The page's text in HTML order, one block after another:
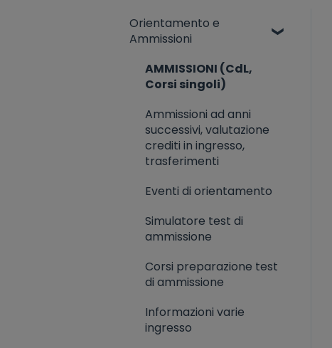
Orientamento e
Ammissioni
AMMISSIONI (CdL,
Corsi singoli)
Ammissioni ad anni
successivi, valutazione
crediti in ingresso,
trasferimenti
Eventi di orientamento
Simulatore test di
ammissione
Corsi preparazione test
di ammissione
Informazioni varie
ingresso